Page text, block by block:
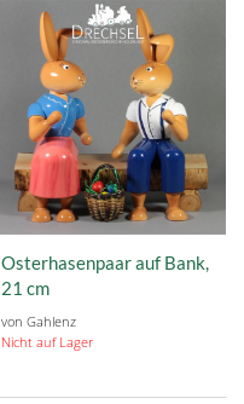
Osterhasenpaar auf Bank,
21 cm
von Gahlenz
Nicht auf Lager